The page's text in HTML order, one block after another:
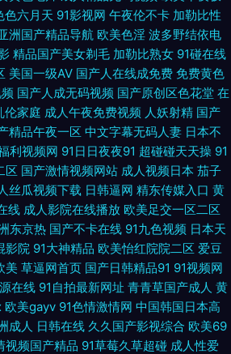
超在碰 在线观看国a福利 国产另类欧美 91N网
肏屄肏屄丝袜 av草逼网 国产精品欧美久久 欧美
二区三区 91久久香蕉超碰 97国语资源 九九热在
观看亚洲五 91蜜桃吴梦梦 传媒123区 精品久久
免费观看免 久草视频网 香蕉视频下载黄 91传媒
午夜社区 精品性生生活 日本高清 九九热视频欧美
在线制服直播 国产a91av 老司机精品地址 香蕉伊
洁依无码 精品久久中文久久 欧美丝袜自拍制服
色六月天 91影视网 午夜伦不卡 加勒比性
洲国产精品导航 欧美色淫 波多野结依电
精品国产美女剃毛 加勒比熟女 91碰在线
美国一级AV 国产人在线成免费 免费黄色
国产人成无码视频 国产原创区色花堂 在
伦家庭 成人午夜免费视频 人妖射精 国产
精品午夜一区 中文字幕无码人妻 日本不
利视频网 91日日夜夜91 超碰碰天天操 91
区 国产激情视频网站 成人视频日本 茄子
丝瓜视频下载 日韩逼网 精东传媒入口 黄
线 成人影院在线播放 欧美足交一区二区
东京热 国产不卡在线 91九色视频 日本天
影院 91大神精品 欧美怡红院院二区 爱豆
美 草逼网首页 国产日韩精品91 91视频网
在线 91自拍最新网址 青青草国产成人 黄
欧美gayv 91色情激情网 中国韩国日本高
成人 日韩在线 久久国产影视综合 欧美69
视频国产精品 91草莓久草超碰 成人性爱